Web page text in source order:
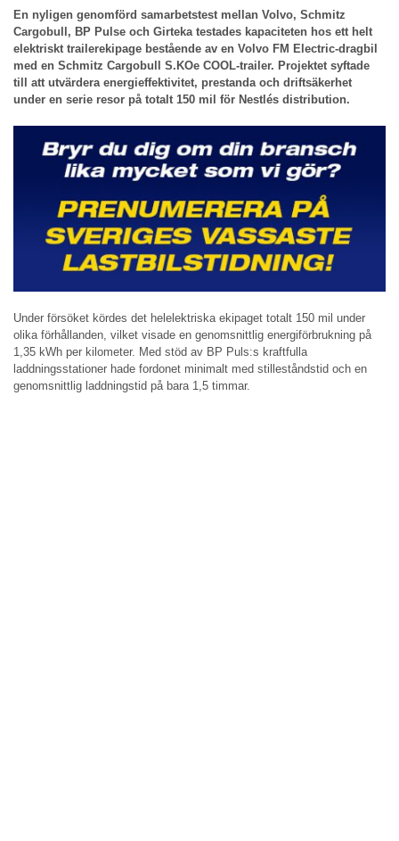
En nyligen genomförd samarbetstest mellan Volvo, Schmitz
Cargobull, BP Pulse och Girteka testades kapaciteten hos ett helt
elektriskt trailerekipage bestående av en Volvo FM Electric-dragbil
med en Schmitz Cargobull S.KOe COOL-trailer. Projektet syftade
till att utvärdera energieffektivitet, prestanda och driftsäkerhet
under en serie resor på totalt 150 mil för Nestlés distribution.
Under försöket kördes det helelektriska ekipaget totalt 150 mil under
olika förhållanden, vilket visade en genomsnittlig energiförbrukning på
1,35 kWh per kilometer. Med stöd av BP Puls:s kraftfulla
laddningsstationer hade fordonet minimalt med stilleståndstid och en
genomsnittlig laddningstid på bara 1,5 timmar.